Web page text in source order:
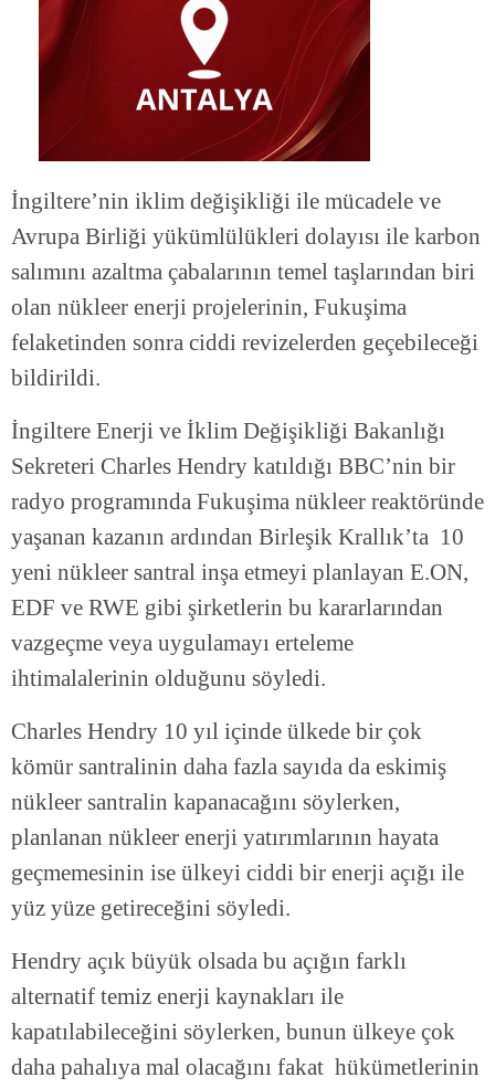
İngiltere’nin iklim değişikliği ile mücadele ve
Avrupa Birliği yükümlülükleri dolayısı ile karbon
salımını azaltma çabalarının temel taşlarından biri
olan nükleer enerji projelerinin, Fukuşima
felaketinden sonra ciddi revizelerden geçebileceği
bildirildi.
İngiltere Enerji ve İklim Değişikliği Bakanlığı
Sekreteri Charles Hendry katıldığı BBC’nin bir
radyo programında Fukuşima nükleer reaktöründe
yaşanan kazanın ardından Birleşik Krallık’ta 10
yeni nükleer santral inşa etmeyi planlayan E.ON,
EDF ve RWE gibi şirketlerin bu kararlarından
vazgeçme veya uygulamayı erteleme
ihtimalalerinin olduğunu söyledi.
Charles Hendry 10 yıl içinde ülkede bir çok
kömür santralinin daha fazla sayıda da eskimiş
nükleer santralin kapanacağını söylerken,
planlanan nükleer enerji yatırımlarının hayata
geçmemesinin ise ülkeyi ciddi bir enerji açığı ile
yüz yüze getireceğini söyledi.
Hendry açık büyük olsada bu açığın farklı
alternatif temiz enerji kaynakları ile
kapatılabileceğini söylerken, bunun ülkeye çok
daha pahalıya mal olacağını fakat hükümetlerinin